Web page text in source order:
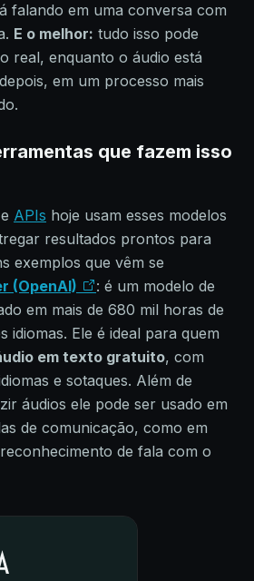
falando em uma conversa com
E o melhor: tudo isso pode
real, enquanto o áudio está
em um processo mais
que fazem isso
APIs hoje usam esses modelos
resultados prontos para
exemplos que vêm se
(OpenAI)
: é um modelo de
em mais de 680 mil horas de
idiomas. Ele é ideal para quem
em texto gratuito, com
e sotaques. Além de
áudios ele pode ser usado em
de comunicação, como em
de fala com o